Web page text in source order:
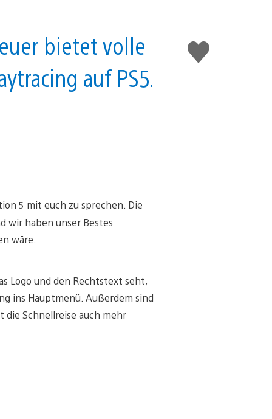
Gefällt
mir
bietet volle
auf PS5.
5 mit euch zu sprechen. Die
wir haben unser Bestes
wäre.
Logo und den Rechtstext seht,
ins Hauptmenü. Außerdem sind
die Schnellreise auch mehr